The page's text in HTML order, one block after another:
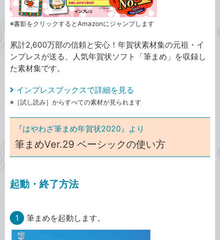
※書影をクリックするとAmazonにジャンプします
累計2,600万部の信頼と安心！年賀状素材集の元祖・イ
ンプレスが送る、人気年賀状ソフト「筆まめ」を収録し
た素材集です。
インプレスブックスで詳細を見る
※［試し読み］からすべての素材が見られます
『はやわざ筆まめ年賀状2020』より
筆まめVer.29 ベーシックの使い方
起動・終了方法
1 筆まめを起動します。